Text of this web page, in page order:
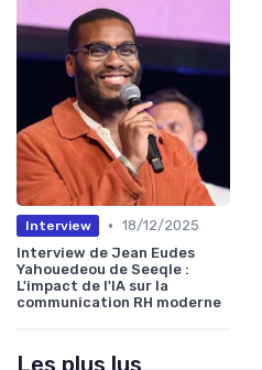
Interview • 18/12/2025
Interview de Jean Eudes
Yahouedeou de Seeqle :
L'impact de l'IA sur la
communication RH moderne